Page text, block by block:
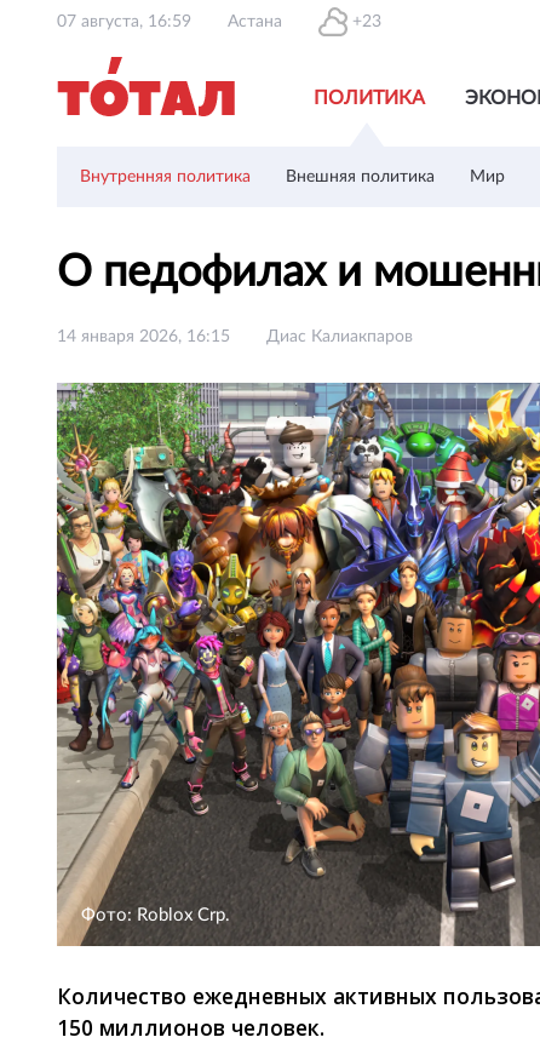
07 августа, 16:59 Астана +23
ПОЛИТИКА
Внутренняя политика Внешняя политика Мир
О педофилах и
14 января 2026, 16:15 Диас Калиакпаров
Фото: Roblox Crp.
Количество ежедневных активных
150 миллионов человек.